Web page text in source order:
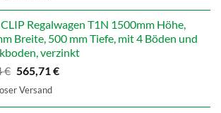
Regalwagen T1N 1500mm Höhe,
Breite, 500 mm Tiefe, mit 4 Böden und
verzinkt
€ Ursprünglicher
Preis
565,71€Aktueller
Versand